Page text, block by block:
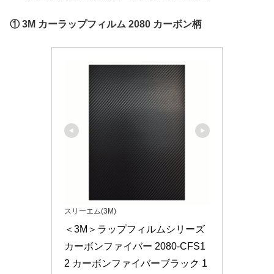
① 3M カーラップフィルム 2080 カーボン柄
スリーエム(3M)
＜3M＞ラップフィルムシリーズ
カーボンファイバー 2080-CFS1
2 カーボンファイバーブラック 1